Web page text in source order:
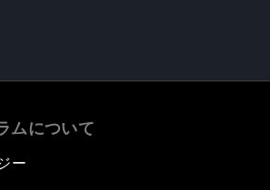
ムについて
ー